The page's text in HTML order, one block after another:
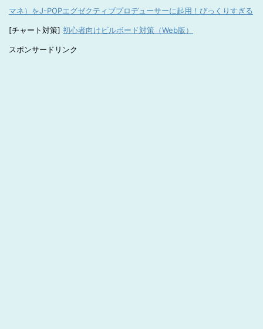
マネ）をJ-POPエグゼクティブプロデューサーに起用！びっくりすぎる
[チャート対策] 初心者向けビルボード対策（Web版）
スポンサードリンク